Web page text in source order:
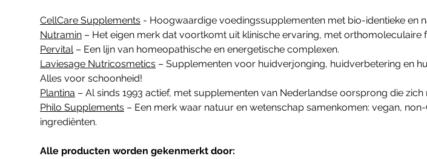
Detox
Energy
Immunity
Multi
Skin
Sleep
Vitamine K
Speciale formules
Ayurveda
Enzymen
Schoonheid
Anti-aging
Haar
Nagels
Spijsvertering
Darmen
Detox
Microbioom
CellCare Supplements - Hoogwaardige voedingssupplementen met bio-identieke en
Nutramin – Het eigen merk dat voortkomt uit klinische ervaring, met orthomoleculaire
Pervital– Een lijn van homeopathische en energetische complexen.
Laviesage Nutricosmetics – Supplementen voor huidverjonging, huidverbetering en
Alles voor schoonheid!
Plantina – Al sinds 1993 actief, met supplementen van Nederlandse oorsprong die
Philo Supplements – Een merk waar natuur en wetenschap samenkomen: vegan,
ingrediënten.
Alle producten worden gekenmerkt door: